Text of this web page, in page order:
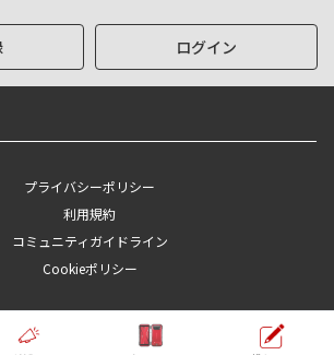
ログイン
プライバシーポリシー
利用規約
コミュニティガイドライン
Cookieポリシー
© KYOCERA Corporation